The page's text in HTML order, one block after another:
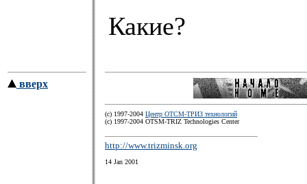
Какие?
вверх
(с) 1997-2004 Центр ОТСМ-ТРИЗ технологий
(с) 1997-2004 OTSM-TRIZ Technologies Center
http://www.trizminsk.org
14 Jan 2001